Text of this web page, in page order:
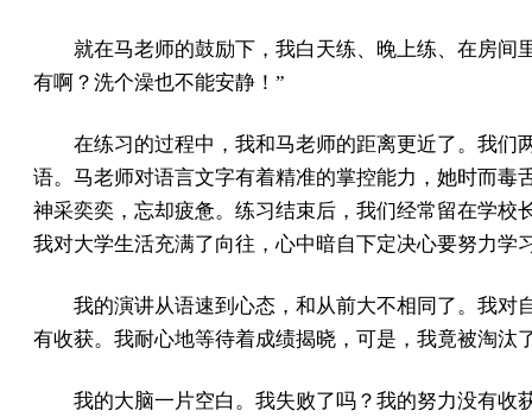
就在马老师的鼓励下，我白天练、晚上练、在房间
有啊？洗个澡也不能安静！”
在练习的过程中，我和马老师的距离更近了。我们
语。马老师对语言文字有着精准的掌控能力，她时而
神采奕奕，忘却疲惫。练习结束后，我们经常留在学
我对大学生活充满了向往，心中暗自下定决心要努力学
我的演讲从语速到心态，和从前大不相同了。我对
有收获。我耐心地等待着成绩揭晓，可是，我竟被淘汰
我的大脑一片空白。我失败了吗？我的努力没有收